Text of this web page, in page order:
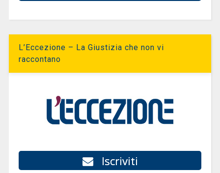
L’Eccezione – La Giustizia che non vi
raccontano
Iscriviti